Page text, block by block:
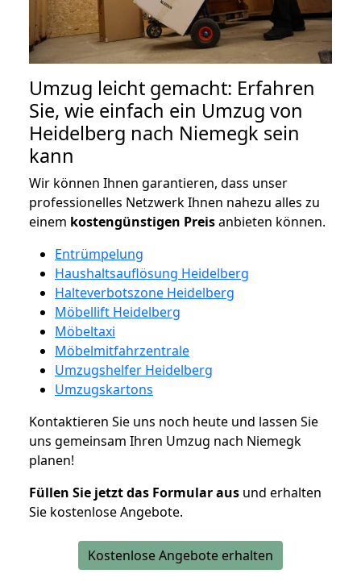
Umzug leicht gemacht: Erfahren
Sie, wie einfach ein Umzug von
Heidelberg nach Niemegk sein
kann
Wir können Ihnen garantieren, dass unser
professionelles Netzwerk Ihnen nahezu alles zu
einem kostengünstigen Preisanbieten können.
Entrümpelung
Haushaltsauflösung Heidelberg
Halteverbotszone Heidelberg
Möbellift Heidelberg
Möbeltaxi
Möbelmitfahrzentrale
Umzugshelfer Heidelberg
Umzugskartons
Kontaktieren Sie uns noch heute und lassen Sie
uns gemeinsam Ihren Umzug nach Niemegk
planen!
Füllen Sie jetzt das Formular aus und erhalten
Sie kostenlose Angebote.
Kostenlose Angebote erhalten